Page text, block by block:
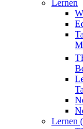
Lernen
Lernen